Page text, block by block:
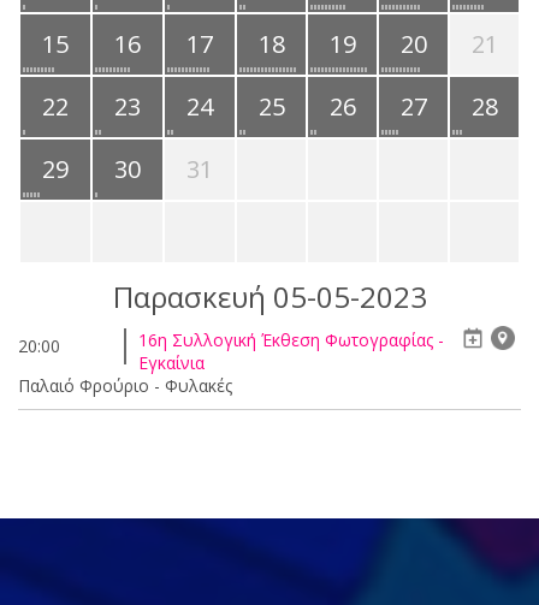
15 16 17 18 19 20
21
22
23 24 25 26 27
28
29
30 31
Παρασκευή 05-05-2023
20:00
16η Συλλογική Έκθεση Φωτογραφίας -
Εγκαίνια
Παλαιό Φρούριο - Φυλακές